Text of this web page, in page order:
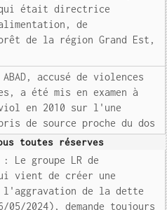
était directrice
de
de la région Grand Est,
accusé de violences
a été mis en examen à
en 2010 sur l'une
de source proche du dos
toutes réserves
: Le groupe LR de
vient de créer une
l'aggravation de la dette
2024), demande toujours